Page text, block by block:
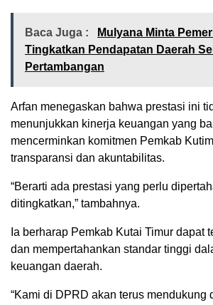
Baca Juga :
Mulyana Minta
Tingkatkan Pendapatan Daerah
Pertambangan
Arfan menegaskan bahwa prestasi ini
menunjukkan kinerja keuangan yang
mencerminkan komitmen Pemkab
transparansi dan akuntabilitas.
“Berarti ada prestasi yang perlu
ditingkatkan,” tambahnya.
Ia berharap Pemkab Kutai Timur dapat
dan mempertahankan standar tinggi
keuangan daerah.
“Kami di DPRD akan terus mendukung